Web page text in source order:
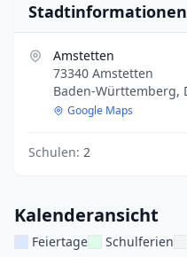
Stadtinformationen
Amstetten
73340 Amstetten
Baden-Württemberg,
Google Maps
Schulen: 2
Kalenderansicht
Feiertage Schulferien